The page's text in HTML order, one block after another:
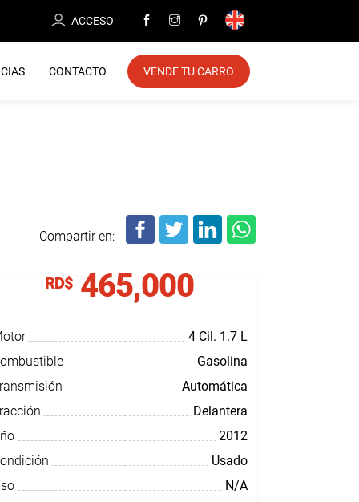
ACCESO
CONTACTO VENDE TU CARRO
Compartir en:
RD$ 465,000
4 Cil. 1.7 L
Gasolina
Automática
Delantera
2012
Usado
N/A